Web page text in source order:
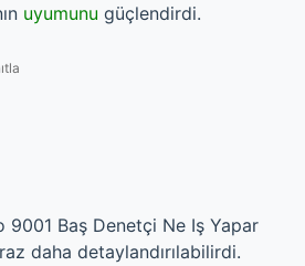
uyumunu güçlendirdi.
9001 Baş Denetçi Ne Iş Yapar
daha detaylandırılabilirdi.